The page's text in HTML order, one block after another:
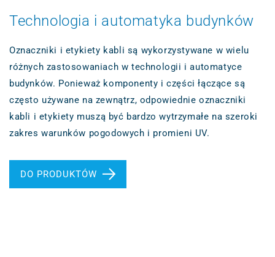
Technologia i automatyka budynków
Oznaczniki i etykiety kabli są wykorzystywane w wielu
różnych zastosowaniach w technologii i automatyce
budynków. Ponieważ komponenty i części łączące są
często używane na zewnątrz, odpowiednie oznaczniki
kabli i etykiety muszą być bardzo wytrzymałe na szeroki
zakres warunków pogodowych i promieni UV.
DO PRODUKTÓW